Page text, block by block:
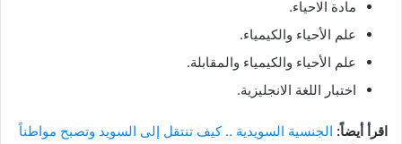
مادة الاحياء.
علم الأحياء والكيمياء.
علم الأحياء والكيمياء والمقابلة.
اختبار اللغة الانجليزية.
اقرأ أيضاً: الجنسية السويدية .. كيف تنتقل إلى السويد وتصبح مواطناً